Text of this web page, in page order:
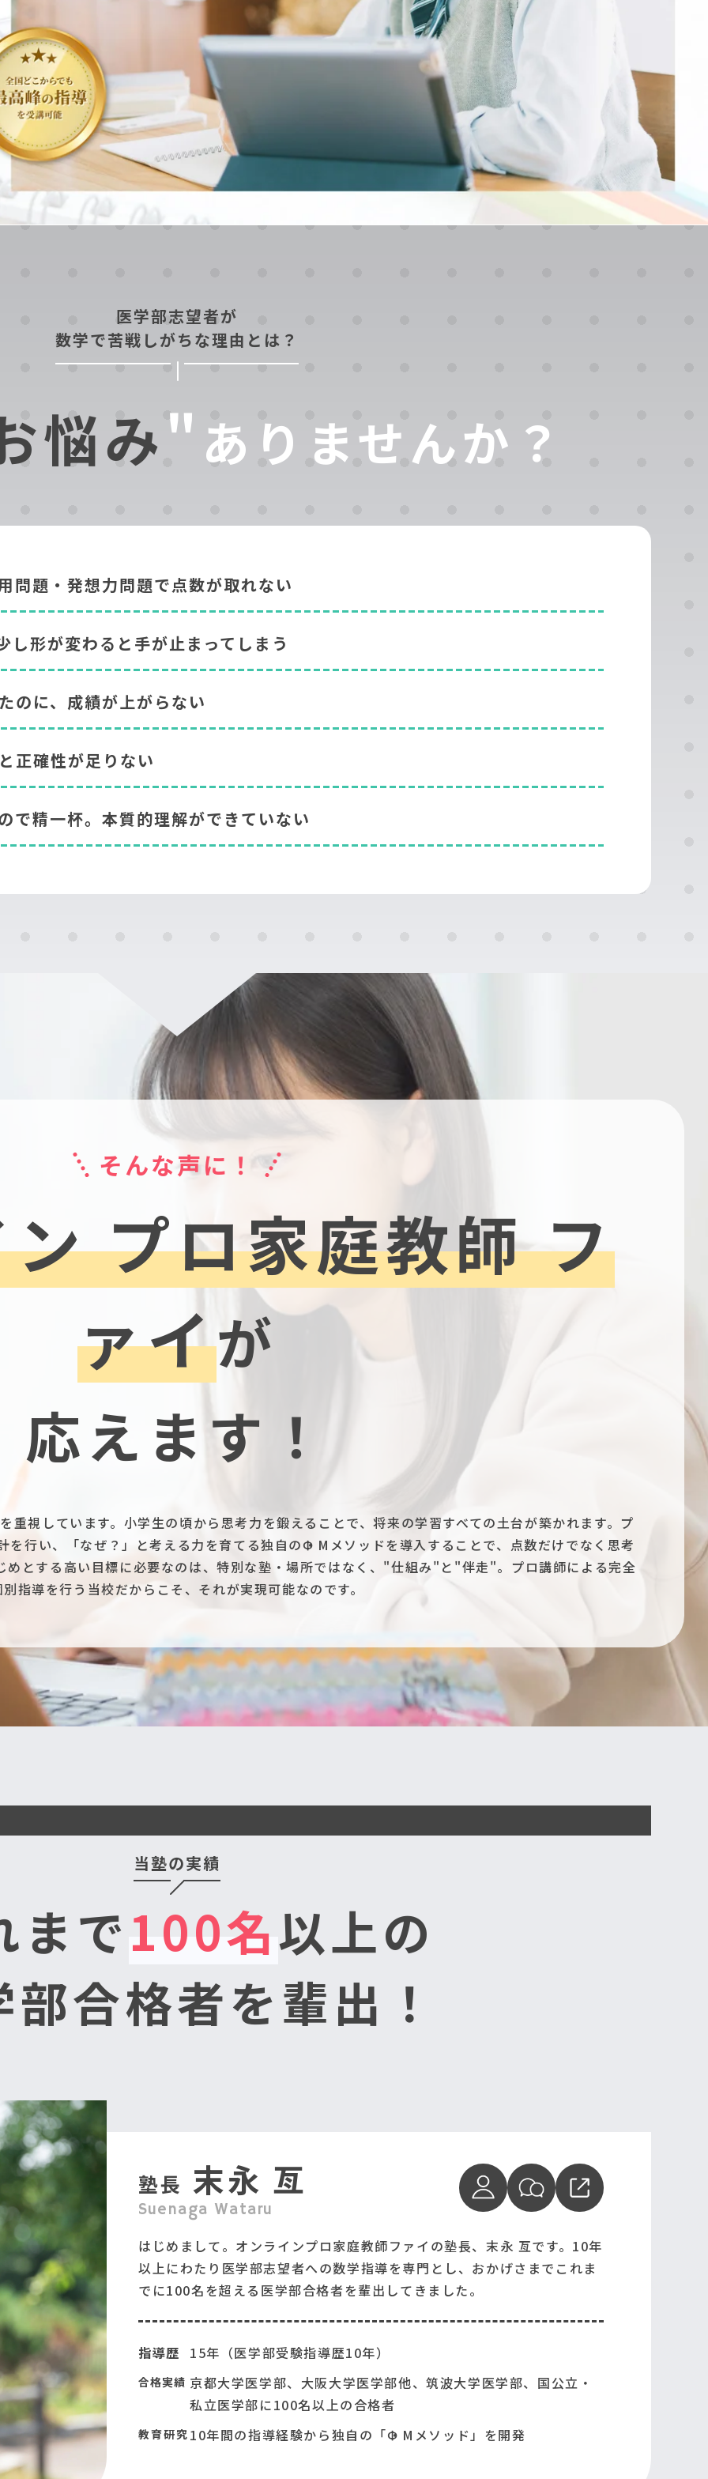
医学部志望者が
数学で苦戦しがちな理由とは？
悩み" ありませんか？
問題・発想力問題で点数が取れない
し形が変わると手が止まってしまう
のに、成績が上がらない
正確性が足りない
で精一杯。本質的理解ができていない
そんな声に！
プロ家庭教師 フ
ァイが
応えます！
視しています。小学生の頃から思考力を鍛えることで、将来の学習すべての土台が築かれます。プ
行い、「なぜ？」と考える力を育てる独自のΦ・Mメソッドを導入することで、点数だけでなく思考
めとする高い目標に必要なのは、特別な塾・場所ではなく、"仕組み"と"伴走"。プロ講師による完全
別指導を行う当校だからこそ、それが実現可能なのです。
当塾の実績
まで100名以上の
部合格者を輩出！
塾長 末永 亙
Suenaga Wataru
はじめまして。オンラインプロ家庭教師ファイの塾長、末永 亙です。10年
以上にわたり医学部志望者への数学指導を専門とし、おかげさまでこれま
でに100名を超える医学部合格者を輩出してきました。
指導歴 15年（医学部受験指導歴10年）
合格実績 京都大学医学部、大阪大学医学部他、筑波大学医学部、国公立・
私立医学部に100名以上の合格者
教育研究 10年間の指導経験から独自の「Φ・Mメソッド」を開発